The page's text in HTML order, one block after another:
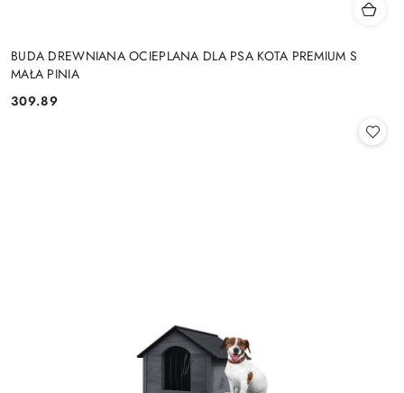
BUDA DREWNIANA OCIEPLANA DLA PSA KOTA PREMIUM S
MAŁA PINIA
Cena:
309.89